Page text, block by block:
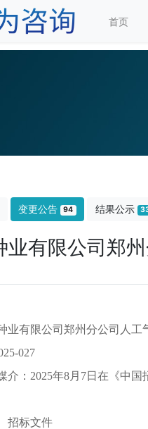
首页
变更公告 94 结果公示
业有限公司郑
业有限公司郑州分公司人工
027
介：2025年8月 7日在《中国
招标文件